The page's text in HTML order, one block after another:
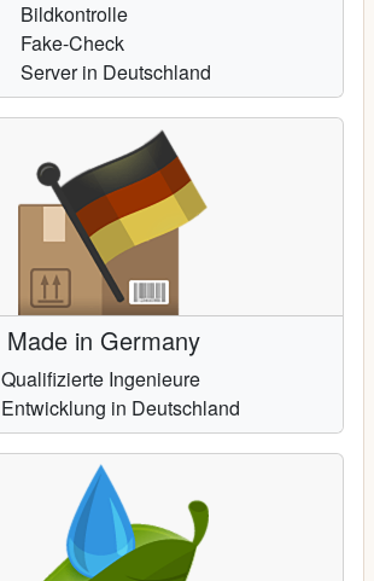
Bildkontrolle
Fake-Check
Server in Deutschland
Made in Germany
Qualifizierte Ingenieure
Entwicklung in Deutschland